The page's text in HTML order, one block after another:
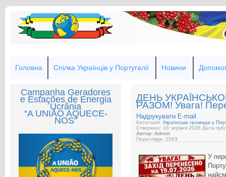
Головна Спілка Українців у Португалії Новини
Campanha Geradores
e Estações de Energia
Ucrânia
“A UNIÃO AQUECE-
NOS”
ДЕНЬ
РАЗОМ! Увага!
Надрукувати E-mail
Категорія: Українська громада у
Створено: 18 червня 2026 Дата
Автор: Admin
Перегляди: 2563
У